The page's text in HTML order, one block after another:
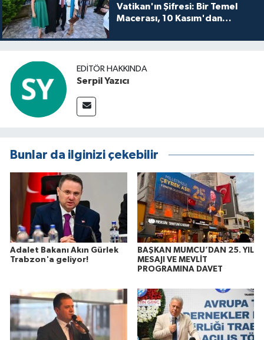
Vatikan'ın Şifresi: Bir Temel
Macerası, 10 Kasım'dan
buluşuyo
EDITÖR HAKKINDA
Serpil Yazıcı
Bunlar da ilginizi çekebilir
Adalet Bakanı Akın Gürlek
Trabzon'a geliyor!
BAŞKAN MUMCU’DAN 25. YIL
MESAJI VE MEVLİT
PROGRAMINA DAVET